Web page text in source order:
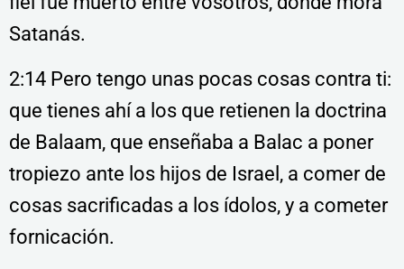
Satanás.
2:14 Pero tengo unas pocas cosas contra ti:
que tienes ahí a los que retienen la doctrina
de Balaam, que enseñaba a Balac a poner
tropiezo ante los hijos de Israel, a comer de
cosas sacrificadas a los ídolos, y a cometer
fornicación.